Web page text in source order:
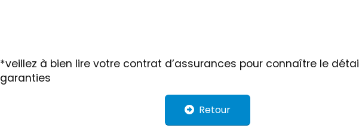
*veillez à bien lire votre contrat d’assurances pour connaître le
garanties
Retour